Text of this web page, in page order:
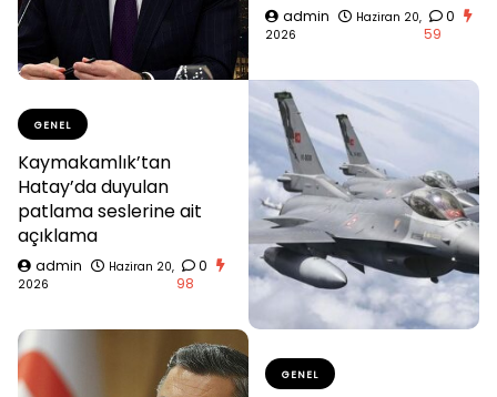
admin
Haziran 20,
2026
0
59
GENEL
Kaymakamlık’tan
Hatay’da duyulan
patlama seslerine ait
açıklama
admin
Haziran 20,
2026
0
98
GENEL